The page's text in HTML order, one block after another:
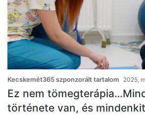
Kecskemét365 szponzorált tartalom 2025,
Ez nem
története van, és